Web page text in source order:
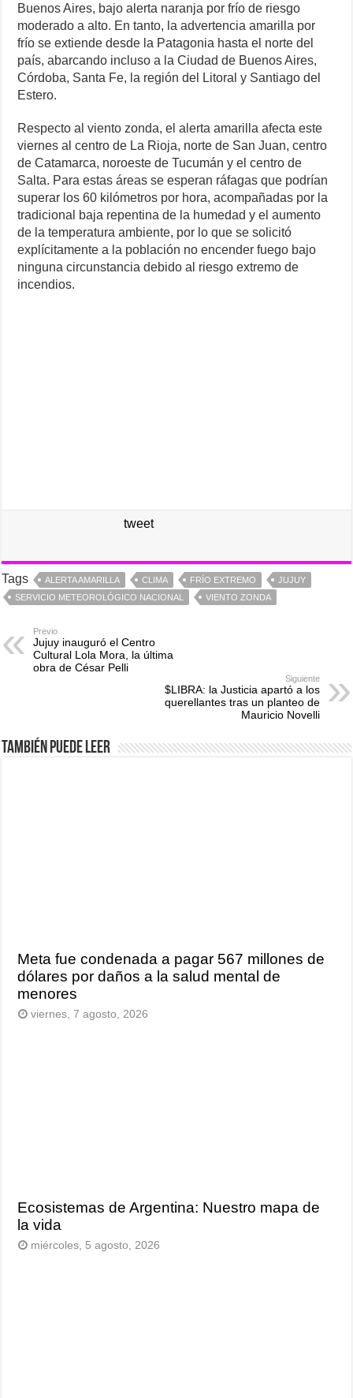
Buenos Aires, bajo alerta naranja por frío de riesgo
moderado a alto. En tanto, la advertencia amarilla por
frío se extiende desde la Patagonia hasta el norte del
país, abarcando incluso a la Ciudad de Buenos Aires,
Córdoba, Santa Fe, la región del Litoral y Santiago del
Estero.
Respecto al viento zonda, el alerta amarilla afecta este
viernes al centro de La Rioja, norte de San Juan, centro
de Catamarca, noroeste de Tucumán y el centro de
Salta. Para estas áreas se esperan ráfagas que podrían
superar los 60 kilómetros por hora, acompañadas por la
tradicional baja repentina de la humedad y el aumento
de la temperatura ambiente, por lo que se solicitó
explícitamente a la población no encender fuego bajo
ninguna circunstancia debido al riesgo extremo de
incendios.
tweet
Tags ALERTA AMARILLA CLIMA FRÍO EXTREMO
JUJUY
SERVICIO METEOROLÓGICO NACIONAL
VIENTO ZONDA
Previo
Jujuy inauguró el Centro
Cultural Lola Mora, la última
obra de César Pelli
Siguiente
$LIBRA: la Justicia apartó a los
querellantes tras un planteo de
Mauricio Novelli
También puede leer
Meta fue condenada a pagar 567 millones de
dólares por daños a la salud mental de
menores
viernes, 7 agosto, 2026
Ecosistemas de Argentina: Nuestro mapa de
la vida
miércoles, 5 agosto, 2026